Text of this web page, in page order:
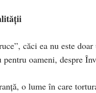
căci ea nu este
oameni, despre
o lume în care